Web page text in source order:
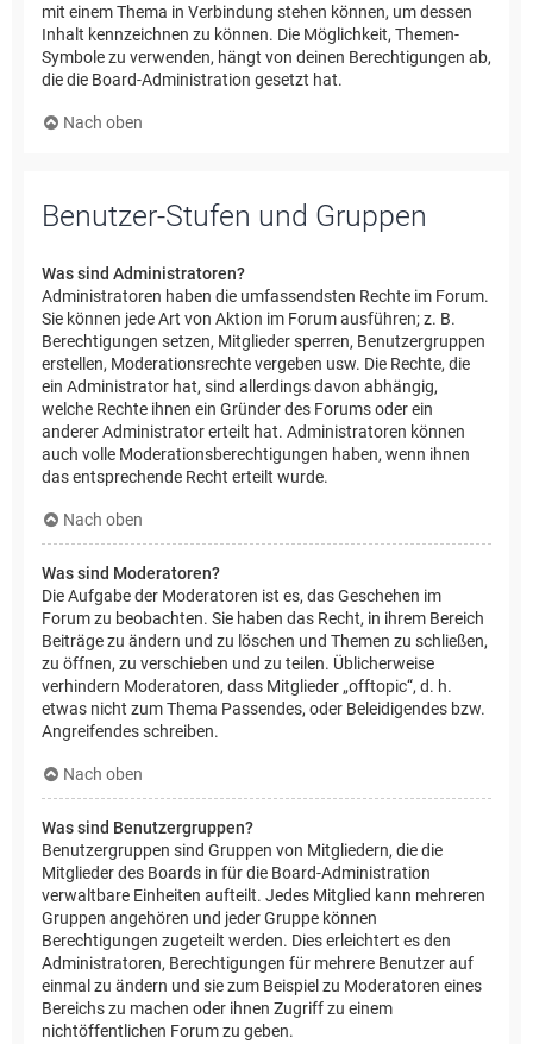
mit einem Thema in Verbindung stehen können, um dessen
Inhalt kennzeichnen zu können. Die Möglichkeit, Themen-
Symbole zu verwenden, hängt von deinen Berechtigungen ab,
die die Board-Administration gesetzt hat.
Nach oben
Benutzer-Stufen und Gruppen
Was sind Administratoren?
Administratoren haben die umfassendsten Rechte im Forum.
Sie können jede Art von Aktion im Forum ausführen; z. B.
Berechtigungen setzen, Mitglieder sperren, Benutzergruppen
erstellen, Moderationsrechte vergeben usw. Die Rechte, die
ein Administrator hat, sind allerdings davon abhängig,
welche Rechte ihnen ein Gründer des Forums oder ein
anderer Administrator erteilt hat. Administratoren können
auch volle Moderationsberechtigungen haben, wenn ihnen
das entsprechende Recht erteilt wurde.
Nach oben
Was sind Moderatoren?
Die Aufgabe der Moderatoren ist es, das Geschehen im
Forum zu beobachten. Sie haben das Recht, in ihrem Bereich
Beiträge zu ändern und zu löschen und Themen zu schließen,
zu öffnen, zu verschieben und zu teilen. Üblicherweise
verhindern Moderatoren, dass Mitglieder „offtopic“, d. h.
etwas nicht zum Thema Passendes, oder Beleidigendes bzw.
Angreifendes schreiben.
Nach oben
Was sind Benutzergruppen?
Benutzergruppen sind Gruppen von Mitgliedern, die die
Mitglieder des Boards in für die Board-Administration
verwaltbare Einheiten aufteilt. Jedes Mitglied kann mehreren
Gruppen angehören und jeder Gruppe können
Berechtigungen zugeteilt werden. Dies erleichtert es den
Administratoren, Berechtigungen für mehrere Benutzer auf
einmal zu ändern und sie zum Beispiel zu Moderatoren eines
Bereichs zu machen oder ihnen Zugriff zu einem
nichtöffentlichen Forum zu geben.